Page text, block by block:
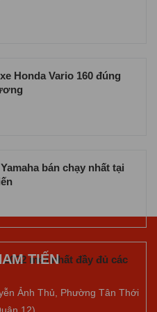
Honda Vario 160 đúng
bán chạy nhất tại
2022 mới nhất đầy đủ các
TIẾN
Ảnh Thủ, Phường Tân Thới